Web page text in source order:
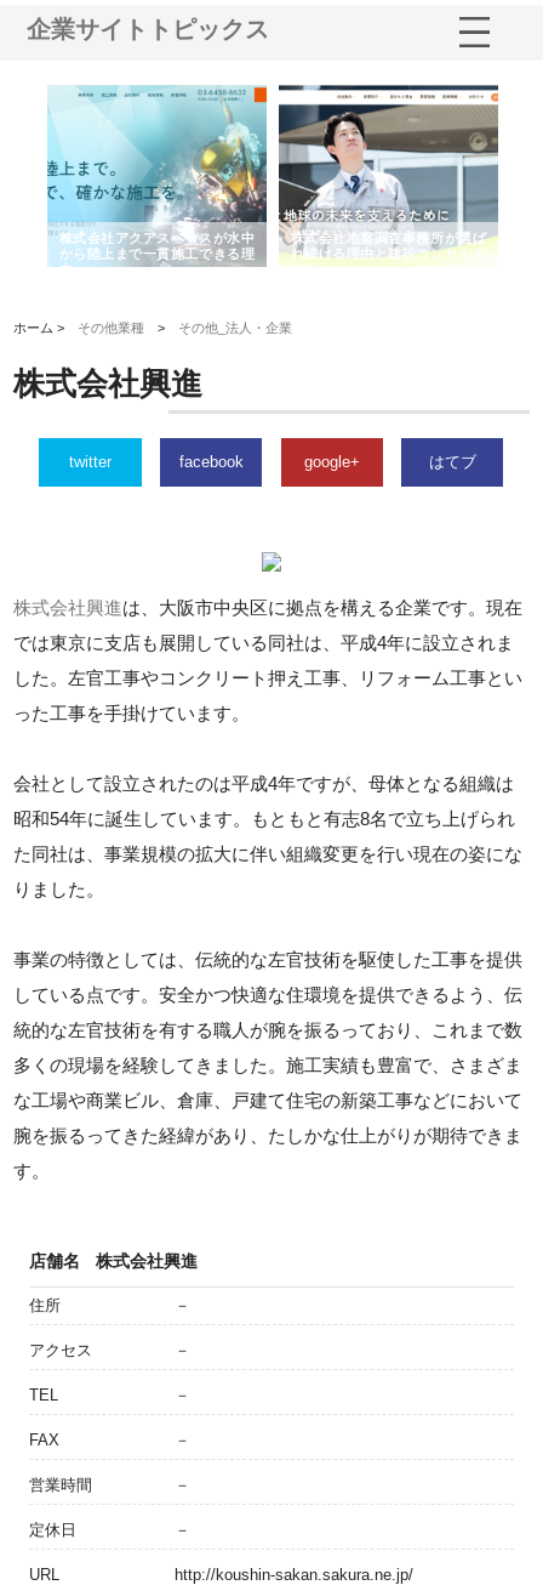
企業サイトトピックス
株式会社アクアスペースが水中
から陸上まで一貫施工できる理
由
株式会社地盤調査事務所が選ば
れ続ける理由と建設コンサルの
強み
ホーム > その他業種 > その他_法人・企業
株式会社興進
twitter facebook google+ はてブ
株式会社興進は、大阪市中央区に拠点を構える企業です。現在
では東京に支店も展開している同社は、平成4年に設立されま
した。左官工事やコンクリート押え工事、リフォーム工事とい
った工事を手掛けています。
会社として設立されたのは平成4年ですが、母体となる組織は
昭和54年に誕生しています。もともと有志8名で立ち上げられ
た同社は、事業規模の拡大に伴い組織変更を行い現在の姿にな
りました。
事業の特徴としては、伝統的な左官技術を駆使した工事を提供
している点です。安全かつ快適な住環境を提供できるよう、伝
統的な左官技術を有する職人が腕を振るっており、これまで数
多くの現場を経験してきました。施工実績も豊富で、さまざま
な工場や商業ビル、倉庫、戸建て住宅の新築工事などにおいて
腕を振るってきた経緯があり、たしかな仕上がりが期待できま
す。
店舗名 株式会社興進
住所 －
アクセス －
TEL －
FAX －
営業時間 －
定休日 －
URL http://koushin-sakan.sakura.ne.jp/